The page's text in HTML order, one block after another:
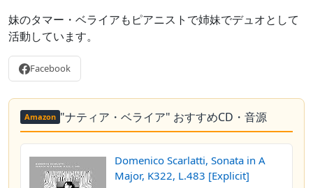
妹のタマー・ベライアもピアニストで姉妹でデュオとして
活動しています。
Facebook
Amazon "ナティア・ベライア" おすすめCD・音源
Domenico Scarlatti, Sonata in A
Major, K322, L.483 [Explicit]